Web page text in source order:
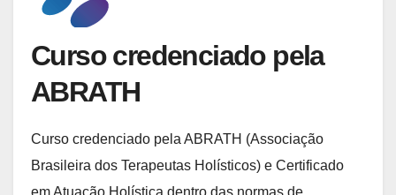
Curso credenciado pela
ABRATH
Curso credenciado pela ABRATH (Associação
Brasileira dos Terapeutas Holísticos) e Certificado